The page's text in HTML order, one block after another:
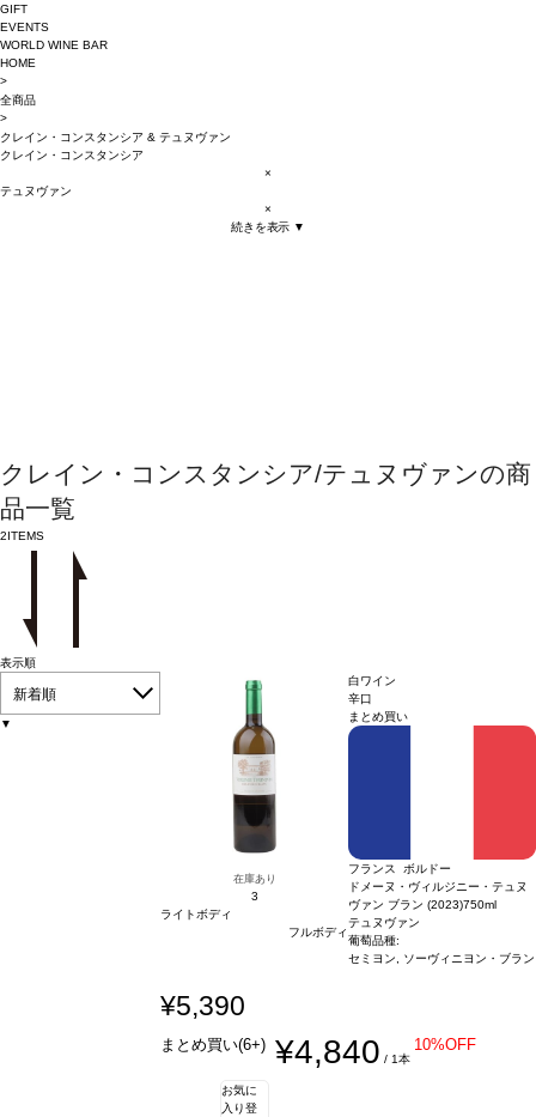
GIFT
EVENTS
WORLD WINE BAR
HOME
>
全商品
>
クレイン・コンスタンシア & テュヌヴァン
クレイン・コンスタンシア
×
テュヌヴァン
×
続きを表示 ▼
クレイン・コンスタンシア/テュヌヴァンの商
品一覧
2ITEMS
表示順
新着順
▼
在庫あり
3
ライトボディ
フルボディ
白ワイン
辛口
まとめ買い
フランス ボルドー
ドメーヌ・ヴィルジニー・テュヌ
ヴァン ブラン (2023)750ml
テュヌヴァン
葡萄品種:
セミヨン, ソーヴィニヨン・ブラン
¥5,390
まとめ買い(6+) ¥4,840 / 1本
10%OFF
お気に
入り登